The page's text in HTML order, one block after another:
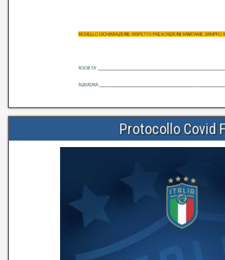
Protocollo Covid